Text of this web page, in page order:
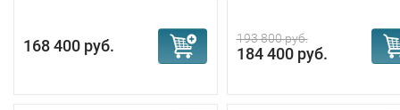
168 400 руб. 193 800 руб.
184 400 руб.